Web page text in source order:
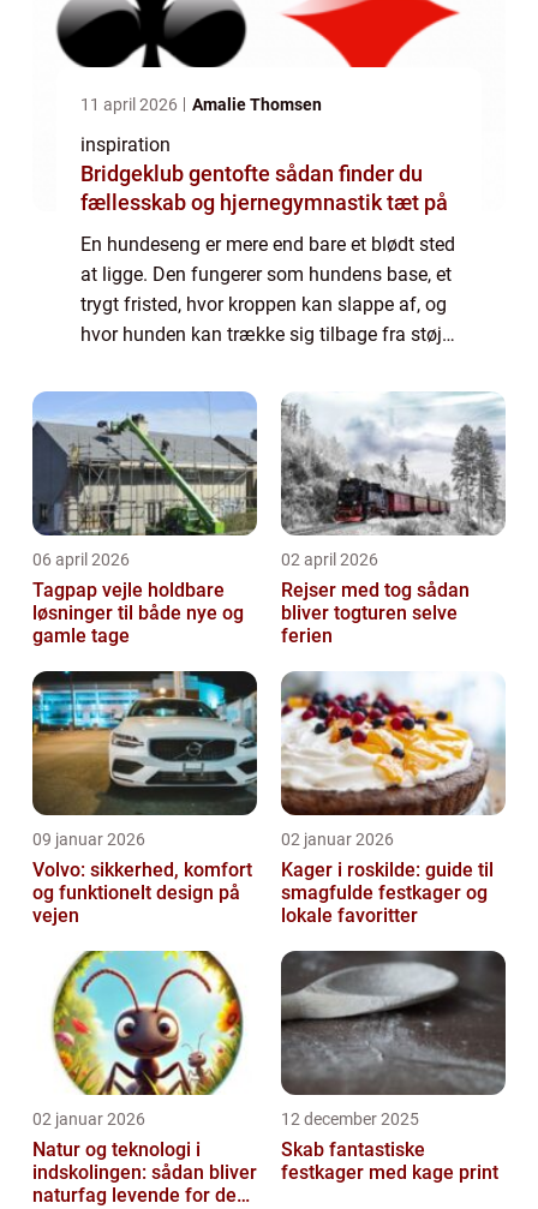
11 april 2026 Amalie Thomsen
inspiration
Bridgeklub gentofte sådan finder du
fællesskab og hjernegymnastik tæt på
En hundeseng er mere end bare et blødt sted
at ligge. Den fungerer som hundens base, et
trygt fristed, hvor kroppen kan slappe af, og
hvor hunden kan trække sig tilbage fra støj,
st&os...
06 april 2026
Tagpap vejle holdbare
løsninger til både nye og
gamle tage
02 april 2026
Rejser med tog sådan
bliver togturen selve
ferien
09 januar 2026
Volvo: sikkerhed, komfort
og funktionelt design på
vejen
02 januar 2026
Kager i roskilde: guide til
smagfulde festkager og
lokale favoritter
02 januar 2026
Natur og teknologi i
indskolingen: sådan bliver
naturfag levende for de
12 december 2025
Skab fantastiske
festkager med kage print